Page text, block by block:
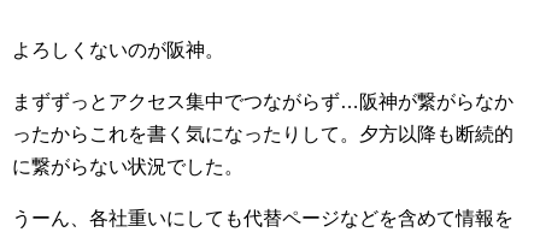
よろしくないのが阪神。
まずずっとアクセス集中でつながらず…阪神が繋がらなか
ったからこれを書く気になったりして。夕方以降も断続的
に繋がらない状況でした。
うーん、各社重いにしても代替ページなどを含めて情報を